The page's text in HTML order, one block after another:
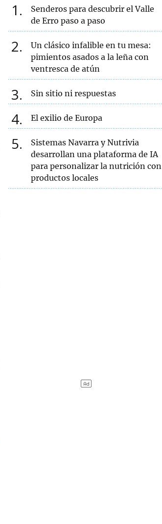
1
Senderos para descubrir el Valle
de Erro paso a paso
2
Un clásico infalible en tu mesa:
pimientos asados a la leña con
ventresca de atún
3 Sin sitio ni respuestas
4 El exilio de Europa
5
Sistemas Navarra y Nutrivia
desarrollan una plataforma de IA
para personalizar la nutrición con
productos locales